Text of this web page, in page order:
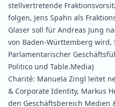
stellvertretende
folgen, Jens Spahn als
Glaser soll für Andreas Jung
von Baden‑Württemberg wird,
Parlamentarischer
Politico und Table.Media)
Charité: Manuela Zingl leitet
& Corporate Identity, Markus
den Geschäftsbereich Medien